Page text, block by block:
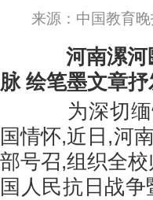
来源： 中国教育
河南漯河
脉 绘笔墨文章
为深切缅
国情怀,近日,河
部号召,组织全
国人民抗日战